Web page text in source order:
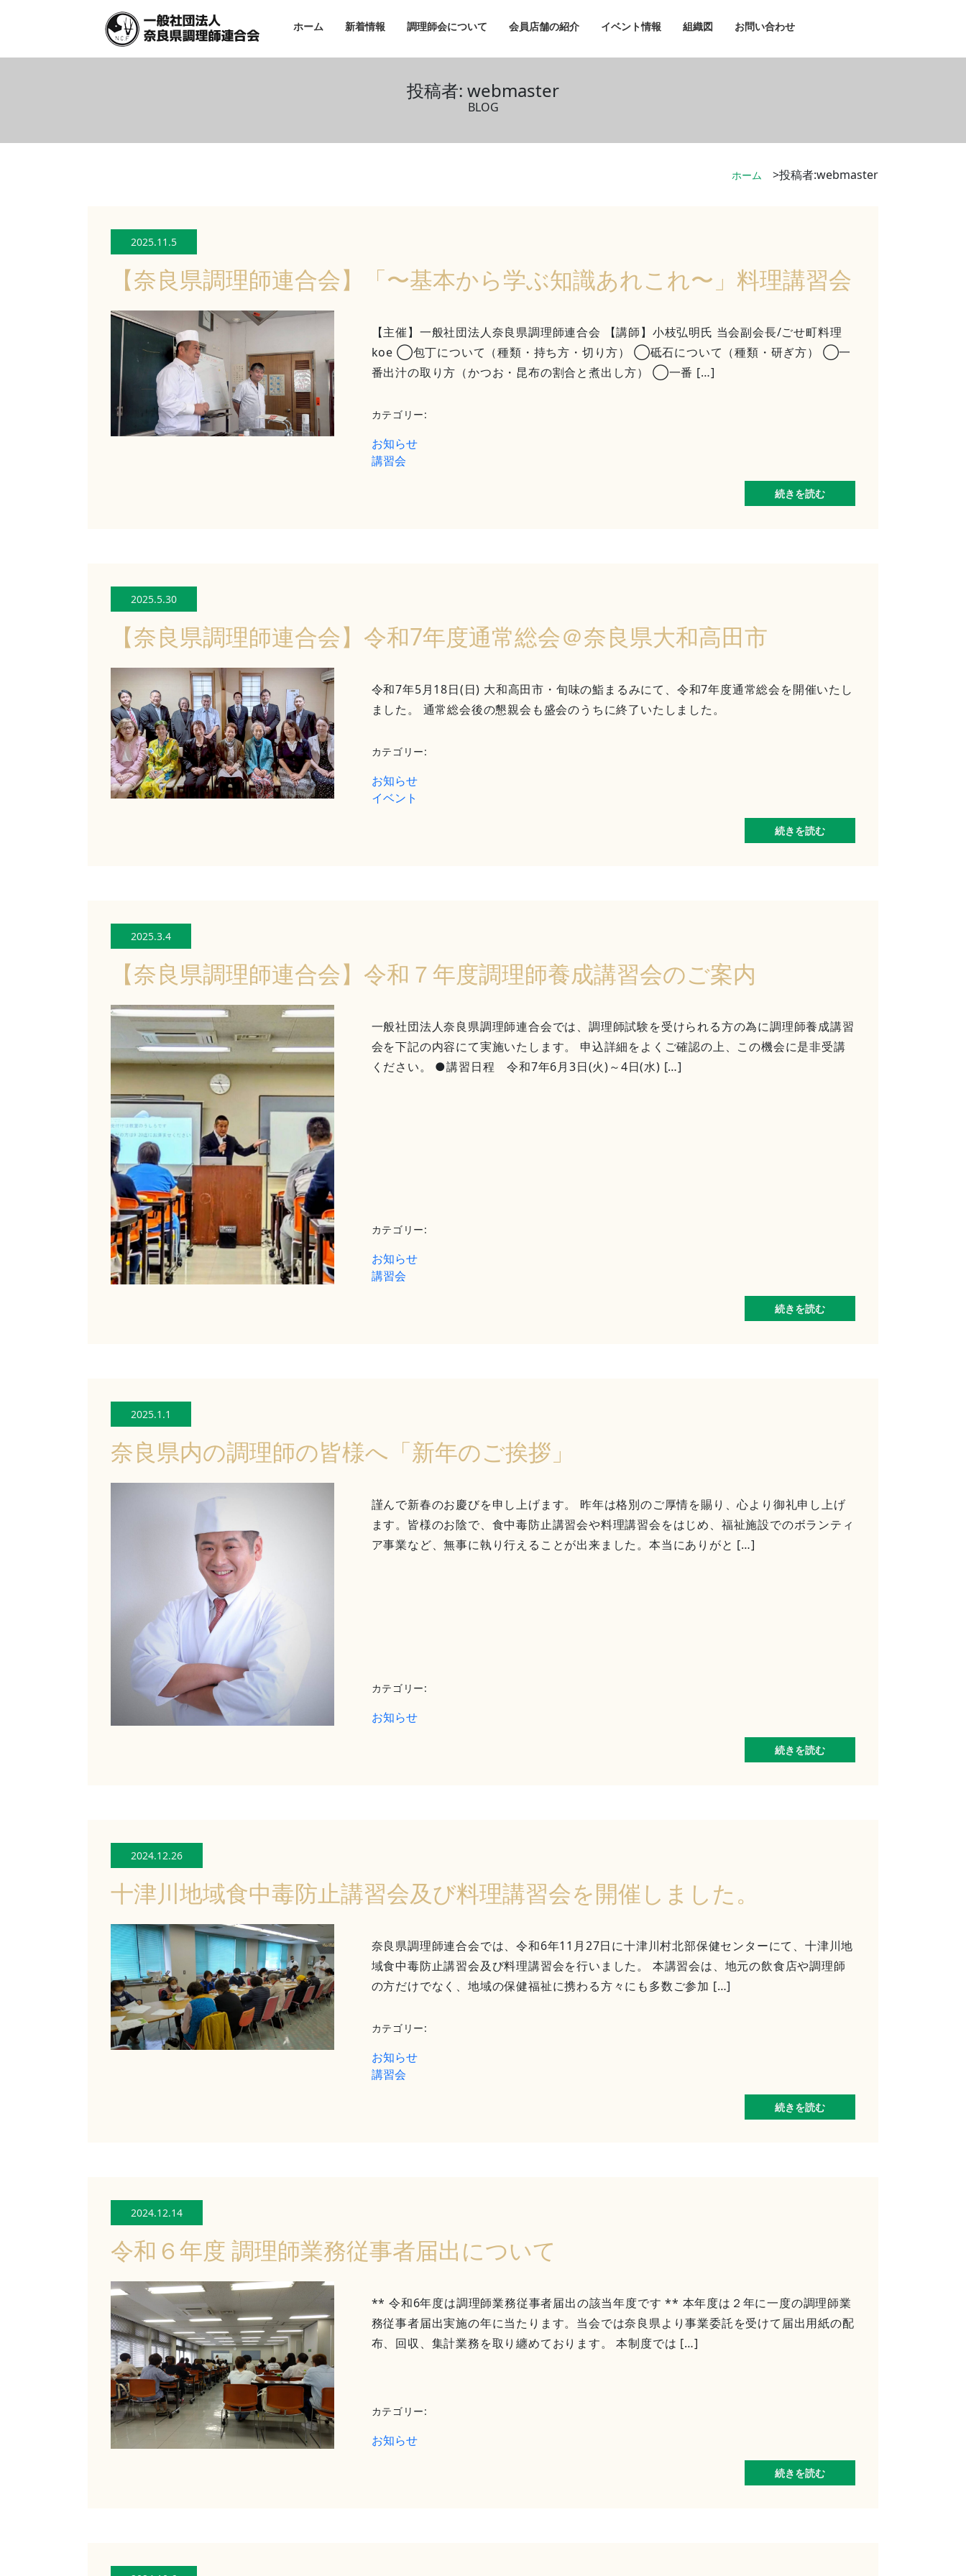
ホーム 新着情報 調理師会について 会員店舗の紹介 イベント情報 組織図 お問い合わせ
投稿者: webmaster
BLOG
ホーム 投稿者:webmaster
【奈良県調理師連合会】「〜基本から学ぶ知識あれこれ〜」料理講習会
2025.11.5
【主催】一般社団法人奈良県調理師連合会 【講師】小枝弘明氏 当会副会長/ごせ町料理
koe ◯包丁について（種類・持ち方・切り方） ◯砥石について（種類・研ぎ方） ◯一
番出汁の取り方（かつお・昆布の割合と煮出し方） ◯一番 […]
カテゴリー:
お知らせ
講習会
続きを読む
【奈良県調理師連合会】令和7年度通常総会＠奈良県大和高田市
2025.5.30
令和7年5月18日(日) 大和高田市・旬味の鮨まるみにて、令和7年度通常総会を開催いたし
ました。 通常総会後の懇親会も盛会のうちに終了いたしました。
カテゴリー:
お知らせ
イベント
続きを読む
【奈良県調理師連合会】令和７年度調理師養成講習会のご案内
2025.3.4
一般社団法人奈良県調理師連合会では、調理師試験を受けられる方の為に調理師養成講習
会を下記の内容にて実施いたします。 申込詳細をよくご確認の上、この機会に是非受講
ください。 ●講習日程 令和7年6月3日(火)～4日(水) […]
カテゴリー:
お知らせ
講習会
続きを読む
奈良県内の調理師の皆様へ「新年のご挨拶」
2025.1.1
謹んで新春のお慶びを申し上げます。 昨年は格別のご厚情を賜り、心より御礼申し上げ
ます。皆様のお陰で、食中毒防止講習会や料理講習会をはじめ、福祉施設でのボランティ
ア事業など、無事に執り行えることが出来ました。本当にありがと […]
カテゴリー:
お知らせ
続きを読む
十津川地域食中毒防止講習会及び料理講習会を開催しました。
2024.12.26
奈良県調理師連合会では、令和6年11月27日に十津川村北部保健センターにて、十津川地
域食中毒防止講習会及び料理講習会を行いました。 本講習会は、地元の飲食店や調理師
の方だけでなく、地域の保健福祉に携わる方々にも多数ご参加 […]
カテゴリー:
お知らせ
講習会
続きを読む
令和６年度 調理師業務従事者届出について
2024.12.14
** 令和6年度は調理師業務従事者届出の該当年度です ** 本年度は２年に一度の調理師業
務従事者届出実施の年に当たります。当会では奈良県より事業委託を受けて届出用紙の配
布、回収、集計業務を取り纏めております。 本制度では […]
カテゴリー:
お知らせ
続きを読む